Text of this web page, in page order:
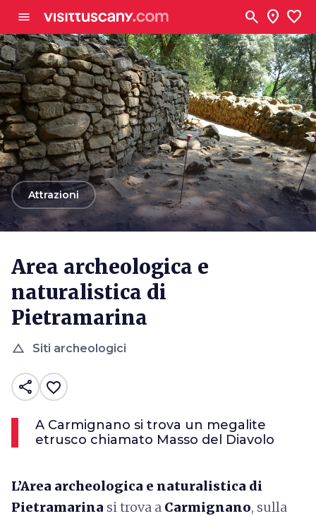
menu search location_on favorite
arrow_back
Attrazioni
Area archeologica e
naturalistica di
Pietramarina
change_history Siti archeologici
share favorite_border
A Carmignano si trova un megalite
etrusco chiamato Masso del Diavolo
L’Area archeologica e naturalistica di
Pietramarina si trova a Carmignano, sulla